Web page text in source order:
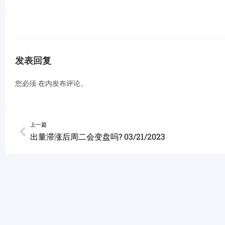
发表回复
您必须 在内发布评论。
上一篇
出量滞涨后周二会变盘吗? 03/21/2023